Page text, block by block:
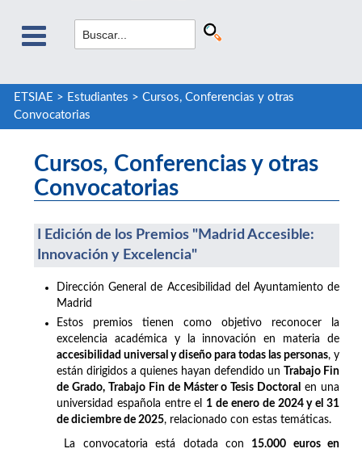
ETSIAE > Estudiantes > Cursos, Conferencias y otras
Convocatorias
Cursos, Conferencias y otras
Convocatorias
I Edición de los Premios "Madrid Accesible:
Innovación y Excelencia"
Dirección General de Accesibilidad del Ayuntamiento de
Madrid
Estos premios tienen como objetivo reconocer la
excelencia académica y la innovación en materia de
accesibilidad universal y diseño para todas las personas, y
están dirigidos a quienes hayan defendido un Trabajo Fin
de Grado, Trabajo Fin de Máster o Tesis Doctoral en una
universidad española entre el 1 de enero de 2024 y el 31
de diciembre de 2025, relacionado con estas temáticas.
La convocatoria está dotada con 15.000 euros en